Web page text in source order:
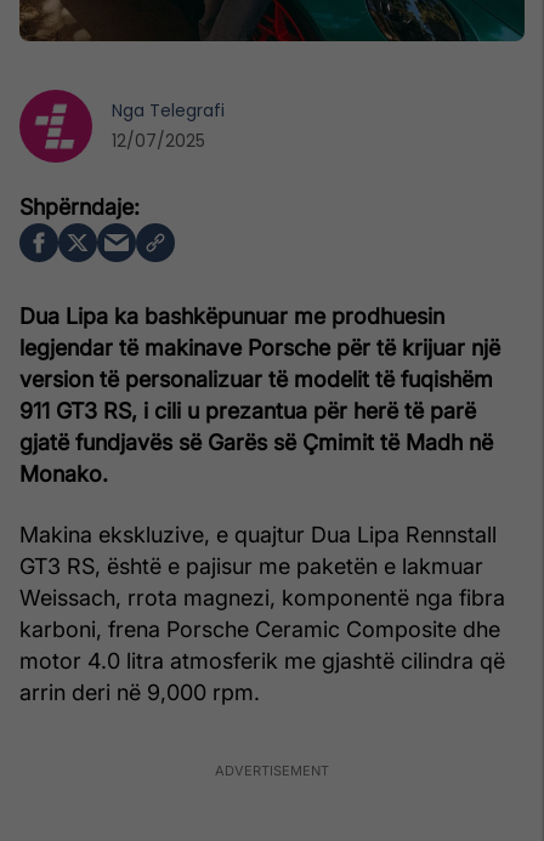
Dua Lipa ka bashkëpunuar me prodhuesin
legjendar të makinave Porsche për të krijuar një
version të personalizuar të modelit të fuqishëm
911 GT3 RS, i cili u prezantua për herë të parë
gjatë fundjavës së Garës së Çmimit të Madh në
Monako.
Makina ekskluzive, e quajtur Dua Lipa Rennstall
GT3 RS, është e pajisur me paketën e lakmuar
Weissach, rrota magnezi, komponentë nga fibra
karboni, frena Porsche Ceramic Composite dhe
motor 4.0 litra atmosferik me gjashtë cilindra që
arrin deri në 9,000 rpm.
Nga Telegrafi
12/07/2025